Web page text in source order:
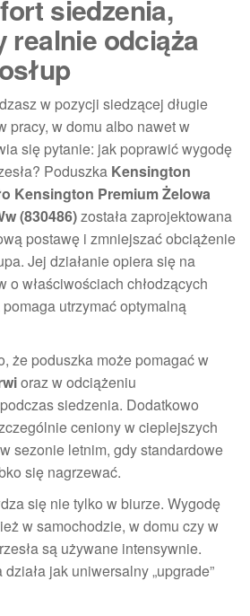
siedzenia,
realnie odciąża
w pozycji siedzącej długie
pracy, w domu albo nawet w
się pytanie: jak poprawić wygodę
Poduszka Kensington
Kensington Premium Żelowa
(830486)została zaprojektowana
postawę i zmniejszać obciążenie
Jej działanie opiera się na
o właściwościach chłodzących
utrzymać optymalną
że poduszka może pomagać w
oraz w odciążeniu
siedzenia. Dodatkowo
ceniony w cieplejszych
sezonie letnim, gdy standardowe
się nagrzewać.
się nie tylko w biurze. Wygodę
w samochodzie, w domu czy w
są używane intensywnie.
jak uniwersalny „upgrade”